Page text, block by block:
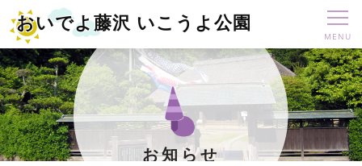
おいでよ藤沢 いこうよ公園
お知らせ